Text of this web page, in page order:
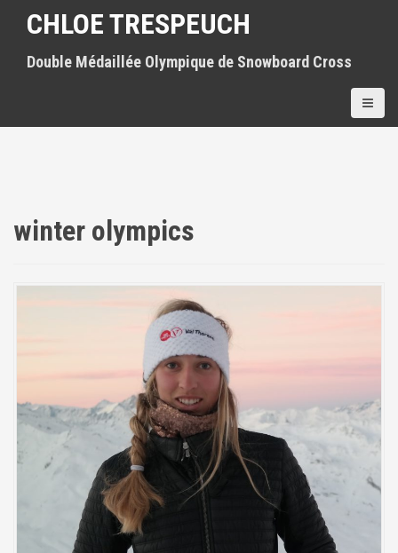
CHLOE TRESPEUCH
Double Médaillée Olympique de Snowboard Cross
winter olympics